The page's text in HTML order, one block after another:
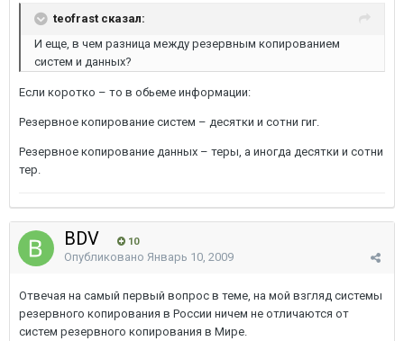
teofrast сказал:
И еще, в чем разница между резервным копированием
систем и данных?
Если коротко – то в обьеме информации:
Резервное копирование систем – десятки и сотни гиг.
Резервное копирование данных – теры, а иногда десятки и сотни
тер.
BDV 10
Опубликовано Январь 10, 2009
Отвечая на самый первый вопрос в теме, на мой взгляд системы
резервного копирования в России ничем не отличаются от
систем резервного копирования в Мире.